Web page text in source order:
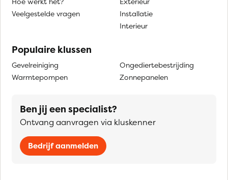
Veelgestelde vragen
Installatie
Interieur
Populaire klussen
Gevelreiniging
Warmtepompen
Ongediertebestrijding
Zonnepanelen
Ben jij een specialist?
Ontvang aanvragen via kluskenner
Bedrijf aanmelden